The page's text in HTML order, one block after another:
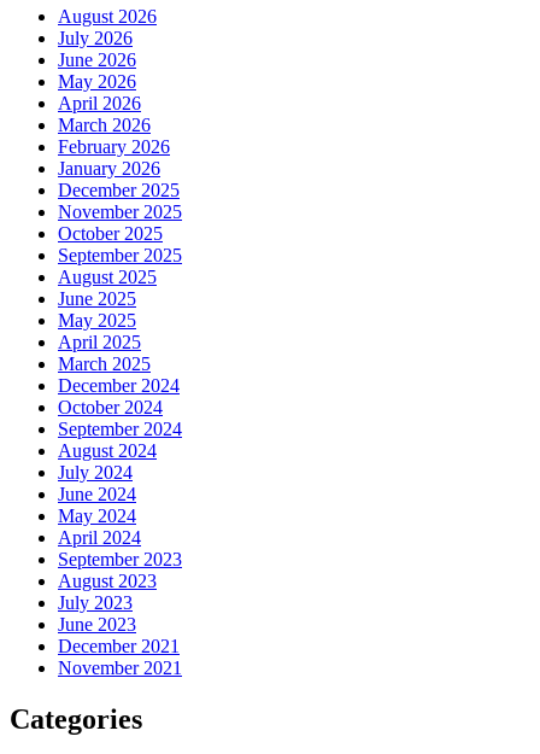
August 2026
July 2026
June 2026
May 2026
April 2026
March 2026
February 2026
January 2026
December 2025
November 2025
October 2025
September 2025
August 2025
June 2025
May 2025
April 2025
March 2025
December 2024
October 2024
September 2024
August 2024
July 2024
June 2024
May 2024
April 2024
September 2023
August 2023
July 2023
June 2023
December 2021
November 2021
Categories